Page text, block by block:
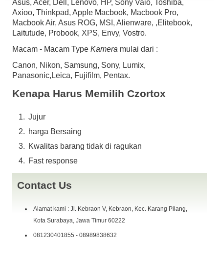
Asus, Acer, Dell, Lenovo, HP, Sony Vaio, Toshiba,
Axioo, Thinkpad, Apple Macbook, Macbook Pro,
Macbook Air, Asus ROG, MSI, Alienware, ,Elitebook,
Laitutude, Probook, XPS, Envy, Vostro.
Macam - Macam Type Kamera mulai dari :
Canon, Nikon, Samsung, Sony, Lumix,
Panasonic,Leica, Fujifilm, Pentax.
Kenapa Harus Memilih Czortox
Jujur
harga Bersaing
Kwalitas barang tidak di ragukan
Fast response
Contact Us
Alamat kami : Jl. Kebraon V, Kebraon, Kec. Karang Pilang,
Kota Surabaya, Jawa Timur 60222
081230401855 - 08989838632